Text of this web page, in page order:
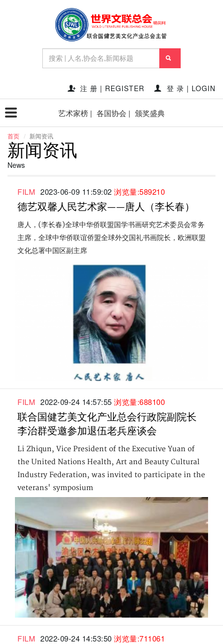
注 册 | REGISTER 登 录 | LOGIN
艺术家榜 | 各国协会 | 颁奖盛典
首页 新闻资讯
新闻资讯
News
FILM 2023-06-09 11:59:02 浏览量:589210
德艺双馨人民艺术家——唐人（李长春）
唐人，(李长春)全球中华侨联盟国学书画研究艺术委员会常务
主席，全球中华侨联谊侨盟全球外交国礼书画院长，欧洲联盟
文化总署中国区副主席
FILM 2022-09-24 14:57:55 浏览量:688100
联合国健艺美文化产业总会行政院副院长
李治群受邀参加退伍老兵座谈会
Li Zhiqun, Vice President of the Executive Yuan of
the United Nations Health, Art and Beauty Cultural
Industry Federation, was invited to participate in the
veterans' symposium
FILM 2022-09-24 14:53:50 浏览量:711061